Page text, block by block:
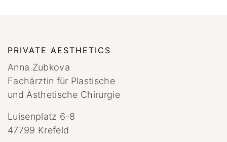
PRIVATE AESTHETICS
Anna Zubkova
Fachärztin für Plastische
und Ästhetische Chirurgie
Luisenplatz 6-8
47799 Krefeld